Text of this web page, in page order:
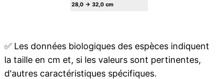
28,0 → 32,0 cm
✅Les données biologiques des espèces indiquent
la taille en cm et, si les valeurs sont pertinentes,
d'autres caractéristiques spécifiques.